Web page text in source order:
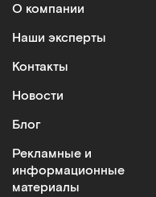
О компании
Наши эксперты
Контакты
Новости
Блог
Рекламные и
информационные
материалы